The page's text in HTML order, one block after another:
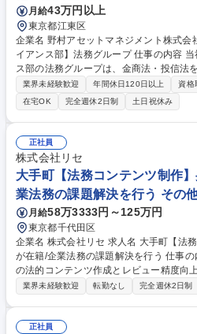
月給43万円以上
東京都江東区
企業名 野村アセットマネジメント株式会社 求人名 【リーガル・コン
イアンス部】法務グループ 仕事の内容 当社のリーガル・コンプライアン
ス部の法務グループは、金商法・投信法
言・ビジネスサポート、契約書類の作成
権その他の各種法的検討課題に 対する助言など、幅広い法務業務を取り扱
っています。 レポート先は法務グループ
【業務内容の変更の範囲】その他当社業
業界未経験歓迎 年間休日120日以上 資格
在宅OK
完全週休2日制 土日祝休み
正社員
株式会社リセ
大手町【法務コンテンツ制作
業法務の課題解決を行う その
月給58万3333円～125万円
東京都千代田区
企業名 株式会社リセ 求人名 大手町【法務コンテンツ制作】弁護士経験者
が在籍/企業法務の課題解決を行う 仕事の内容 ■契約書レビューAIクラウド
の法的コンテンツ作成とレビュー精度向
自身に専門分野がある場合には、優先的
販売契約書等など150種類以上のひな型
業界未経験歓迎 転勤なし 完全週休2日制
正社員